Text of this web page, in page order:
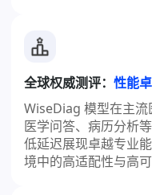
全球权威测评： 性能
WiseDiag 模型在主
医学问答、病历分析
低延迟展现卓越专业
境中的高适配性与高可